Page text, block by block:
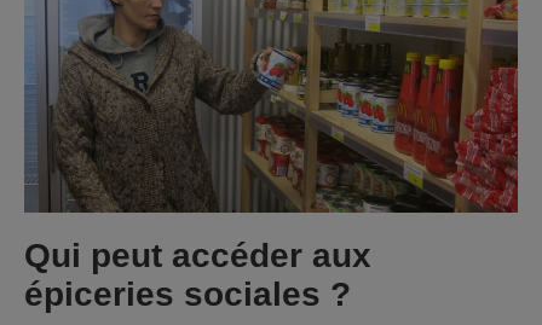
Qui peut accéder aux
épiceries sociales ?